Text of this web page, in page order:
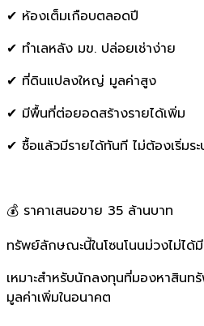
✔ ห้องเต็มเกือบตลอดปี
✔ ทำเลหลัง มข. ปล่อยเช่าง่าย
✔ ที่ดินแปลงใหญ่ มูลค่าสูง
✔ มีพื้นที่ต่อยอดสร้างรายได้เพิ่ม
✔ ซื้อแล้วมีรายได้ทันที ไม่ต้องเริ่มระ
💰 ราคาเสนอขาย 35 ล้านบาท
ทรัพย์ลักษณะนี้ในโซนโนนม่วงไม่ได้
เหมาะสำหรับนักลงทุนที่มองหาสินท
มูลค่าเพิ่มในอนาคต